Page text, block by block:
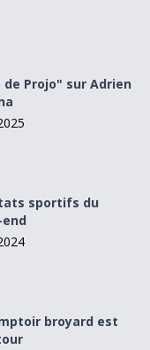
Laplana
de Projo" sur Adrien
sportifs du
broyard est